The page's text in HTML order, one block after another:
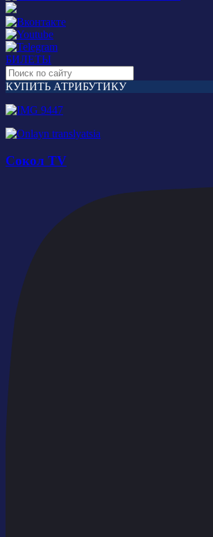
БИЛЕТЫ
КУПИТЬ АТРИБУТИКУ
Сокол TV